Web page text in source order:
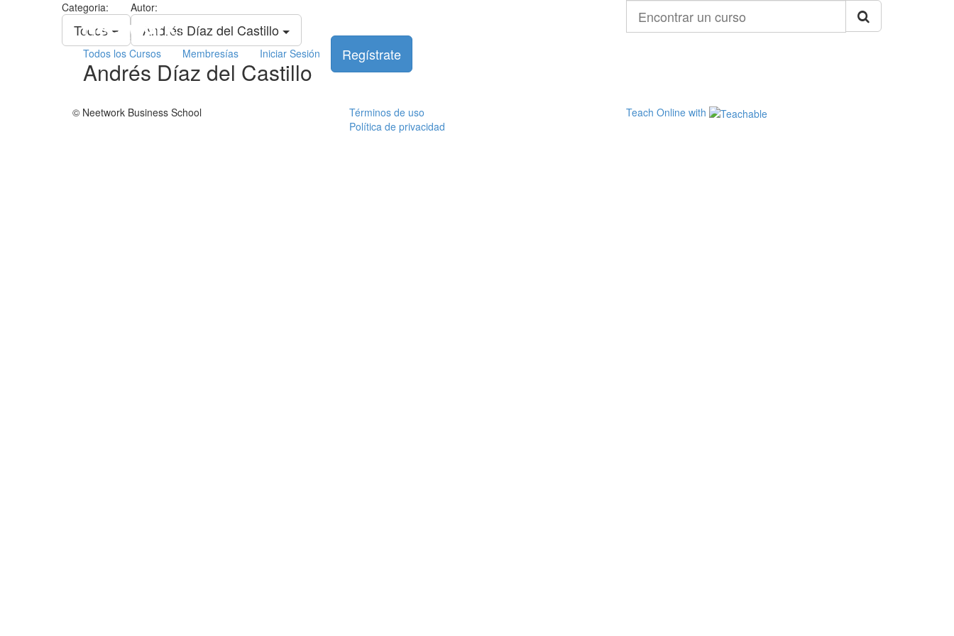
Neetwork
Business
School
Todos los Cursos Membresías Iniciar Sesión Regístrate
Categoria:
Todos
Autor:
Andrés Díaz del Castillo
curso
Andrés Díaz del Castillo
© Neetwork Business School
Términos de uso
Política de privacidad
Teach Online with